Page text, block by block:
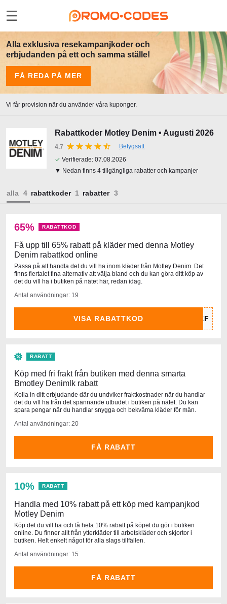
Alla exklusiva resekampanjkoder och
erbjudanden på ett och samma ställe!
FÅ REDA PÅ MER
Vi får provision när du använder våra kuponger.
Rabattkoder Motley Denim • Augusti 2026
4.7
Betygsätt
✓ Verifierade: 07.08.2026
▼ Nedan finns 4 tillgängliga rabatter och kampanjer
alla rabattkoder rabatter
65% RABATTKOD
Få upp till 65% rabatt på kläder med denna Motley
Denim rabattkod online
Passa på att handla det du vill ha inom kläder från Motley Denim. Det
finns flertalet fina alternativ att välja bland och du kan göra ditt köp av
det du vill ha i butiken på nätet här, redan idag.
Antal användningar: 19
VISA RABATTKOD
RABATT
Köp med fri frakt från butiken med denna smarta
Bmotley Denimlk rabatt
Kolla in ditt erbjudande där du undviker fraktkostnader när du handlar
det du vill ha från det spännande utbudet i butiken på nätet. Du kan
spara pengar när du handlar snygga och bekväma kläder för män.
Antal användningar: 20
FÅ RABATT
10% RABATT
Handla med 10% rabatt på ett köp med kampanjkod
Motley Denim
Köp det du vill ha och få hela 10% rabatt på köpet du gör i butiken
online. Du finner allt från ytterkläder till arbetskläder och skjortor i
butiken. Helt enkelt något för alla slags tillfällen.
Antal användningar: 15
FÅ RABATT